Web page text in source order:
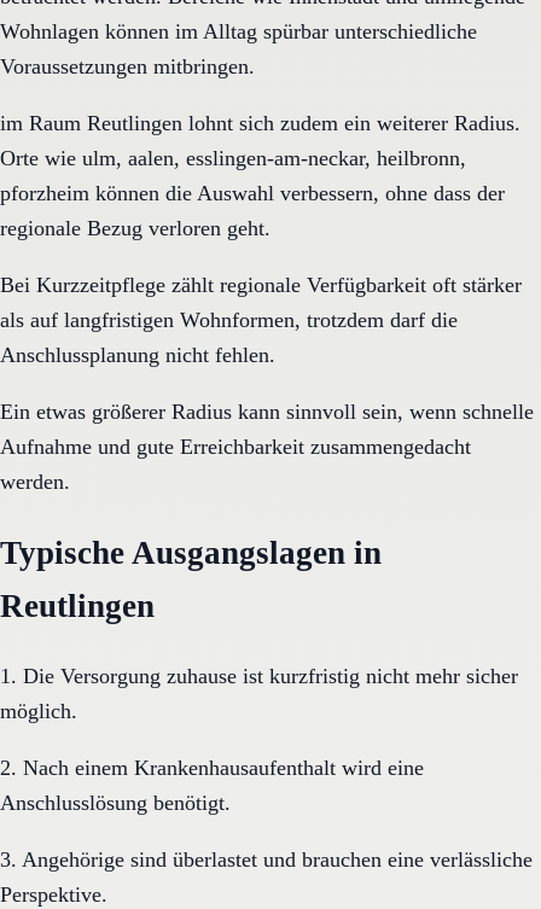
Wohnlagen können im Alltag spürbar unterschiedliche
Voraussetzungen mitbringen.
im Raum Reutlingen lohnt sich zudem ein weiterer Radius.
Orte wie ulm, aalen, esslingen-am-neckar, heilbronn,
pforzheim können die Auswahl verbessern, ohne dass der
regionale Bezug verloren geht.
Bei Kurzzeitpflege zählt regionale Verfügbarkeit oft stärker
als auf langfristigen Wohnformen, trotzdem darf die
Anschlussplanung nicht fehlen.
Ein etwas größerer Radius kann sinnvoll sein, wenn schnelle
Aufnahme und gute Erreichbarkeit zusammengedacht
werden.
Typische Ausgangslagen in
Reutlingen
1. Die Versorgung zuhause ist kurzfristig nicht mehr sicher
möglich.
2. Nach einem Krankenhausaufenthalt wird eine
Anschlusslösung benötigt.
3. Angehörige sind überlastet und brauchen eine verlässliche
Perspektive.